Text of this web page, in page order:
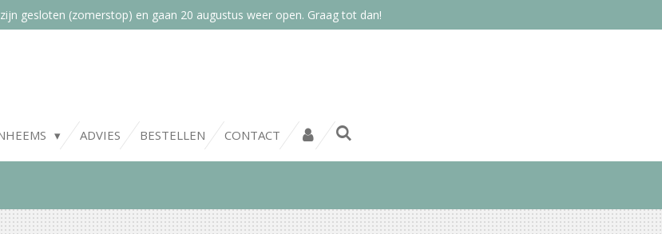
gesloten (zomerstop) en gaan 20 augustus weer open. Graag tot dan!
ADVIES BESTELLEN CONTACT